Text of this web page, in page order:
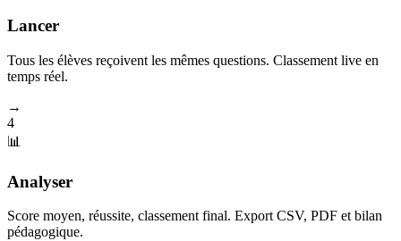
Lancer
Tous les élèves reçoivent les mêmes questions. Classement live en
temps réel.
→
4
📊
Analyser
Score moyen, réussite, classement final. Export CSV, PDF et bilan
pédagogique.